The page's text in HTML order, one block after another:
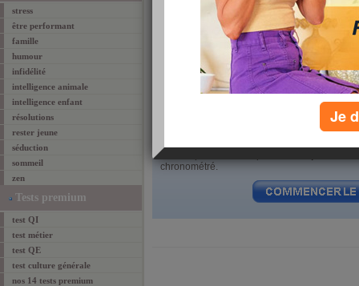
stress
être performant
famille
humour
infidélité
intelligence animale
intelligence enfant
résolutions
rester jeune
séduction
sommeil
zen
Tests premium
test QI
test métier
test QE
test culture générale
nos 14 tests premium
chronométré.
Je